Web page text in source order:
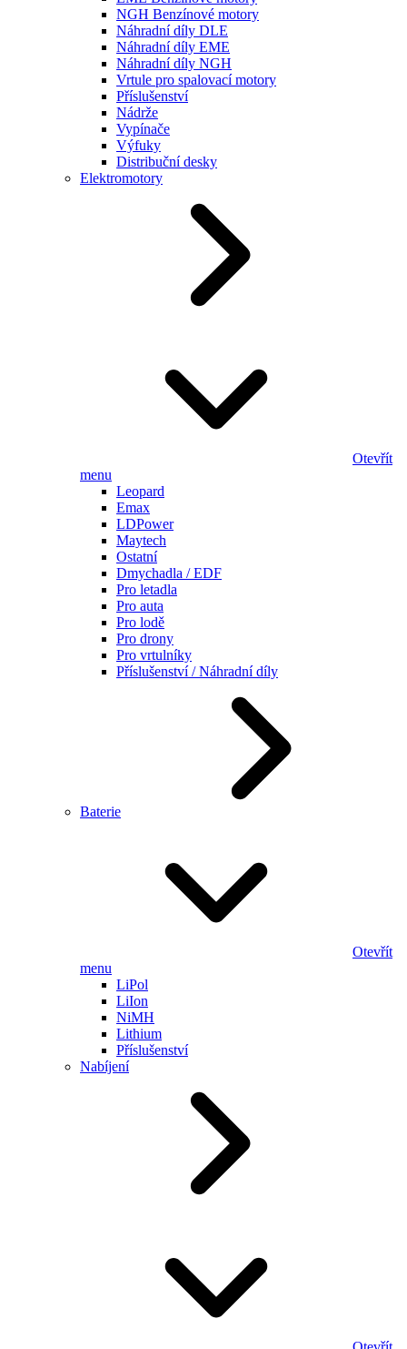
NGH Benzínové motory
Náhradní díly DLE
Náhradní díly EME
Náhradní díly NGH
Vrtule pro spalovací motory
Příslušenství
Nádrže
Vypínače
Výfuky
Distribuční desky
Elektromotory
Otevřít
menu
Leopard
Emax
LDPower
Maytech
Ostatní
Dmychadla / EDF
Pro letadla
Pro auta
Pro lodě
Pro drony
Pro vrtulníky
Příslušenství / Náhradní díly
Baterie
Otevřít
menu
LiPol
LiIon
NiMH
Lithium
Příslušenství
Nabíjení